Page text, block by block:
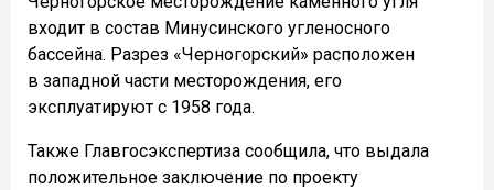
входит в состав Минусинского угленосного
бассейна. Разрез «Черногорский» расположен
в западной части месторождения, его
эксплуатируют с 1958 года.
Также Главгосэкспертиза сообщила, что выдала
положительное заключение по проекту